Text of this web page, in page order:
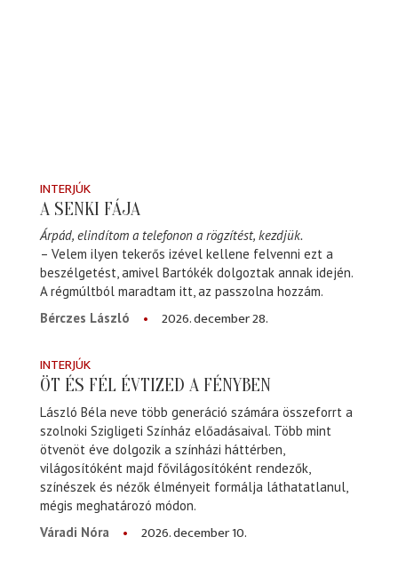
INTERJÚK
A SENKI FÁJA
Árpád, elindítom a telefonon a rögzítést, kezdjük.
– Velem ilyen tekerős izével kellene felvenni ezt a
beszélgetést, amivel Bartókék dolgoztak annak idején.
A régmúltból maradtam itt, az passzolna hozzám.
Bérczes László
2026. december 28.
INTERJÚK
ÖT ÉS FÉL ÉVTIZED A FÉNYBEN
László Béla neve több generáció számára összeforrt a
szolnoki Szigligeti Színház előadásaival. Több mint
ötvenöt éve dolgozik a színházi háttérben,
világosítóként majd fővilágosítóként rendezők,
színészek és nézők élményeit formálja láthatatlanul,
mégis meghatározó módon.
Váradi Nóra
2026. december 10.